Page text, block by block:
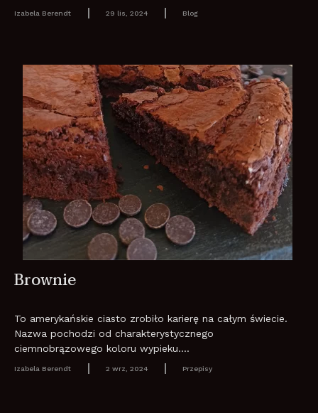
Izabela Berendt 29 lis, 2024 Blog
Brownie
To amerykańskie ciasto zrobiło karierę na całym świecie.
Nazwa pochodzi od charakterystycznego
ciemnobrązowego koloru wypieku....
Izabela Berendt 2 wrz, 2024 Przepisy